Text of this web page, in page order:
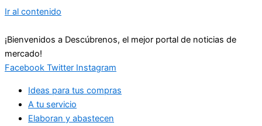
Ir al contenido
¡Bienvenidos a Descúbrenos, el mejor portal de noticias de
mercado!
Facebook Twitter Instagram
Ideas para tus compras
A tu servicio
Elaboran y abastecen